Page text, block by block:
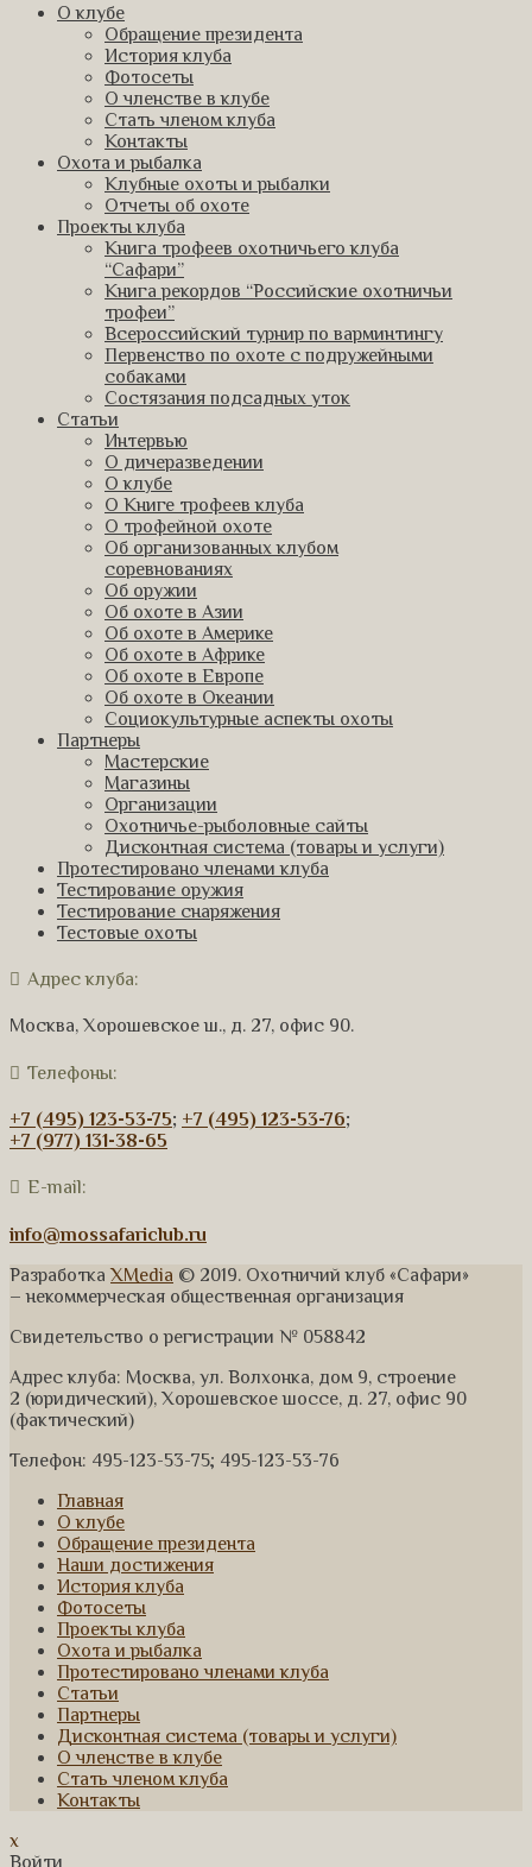
О клубе
Обращение президента
История клуба
Фотосеты
О членстве в клубе
Стать членом клуба
Контакты
Охота и рыбалка
Клубные охоты и рыбалки
Отчеты об охоте
Проекты клуба
Книга трофеев охотничьего клуба
“Сафари”
Книга рекордов “Российские охотничьи
трофеи”
Всероссийский турнир по варминтингу
Первенство по охоте с подружейными
собаками
Состязания подсадных уток
Статьи
Интервью
О дичеразведении
О клубе
О Книге трофеев клуба
О трофейной охоте
Об организованных клубом
соревнованиях
Об оружии
Об охоте в Азии
Об охоте в Америке
Об охоте в Африке
Об охоте в Европе
Об охоте в Океании
Социокультурные аспекты охоты
Партнеры
Мастерские
Магазины
Организации
Охотничье-рыболовные сайты
Дисконтная система (товары и услуги)
Протестировано членами клуба
Тестирование оружия
Тестирование снаряжения
Тестовые охоты
Адрес клуба:
Москва, Хорошевское ш., д. 27, офис 90.
Телефоны:
+7 (495) 123-53-75; +7 (495) 123-53-76;
+7 (977) 131-38-65
E-mail:
info@mossafariclub.ru
Разработка XMedia © 2019. Охотничий клуб «Сафари»
– некоммерческая общественная организация
Свидетельство о регистрации № 058842
Адрес клуба: Москва, ул. Волхонка, дом 9, строение
2 (юридический), Хорошевское шоссе, д. 27, офис 90
(фактический)
Телефон: 495-123-53-75; 495-123-53-76
Главная
О клубе
Обращение президента
Наши достижения
История клуба
Фотосеты
Проекты клуба
Охота и рыбалка
Протестировано членами клуба
Статьи
Партнеры
Дисконтная система (товары и услуги)
О членстве в клубе
Стать членом клуба
Контакты
x
Войти